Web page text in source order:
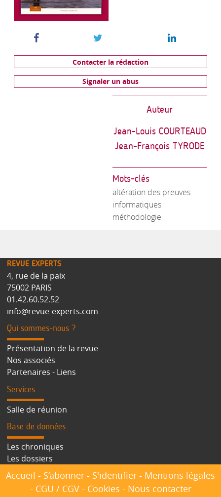
Contacter la rédaction
Signaler un abus
Auteur
Jean-Louis COURTEAUD
Jean-François TYRODE
Mots-clés
altération des preuves
informatiques
méthodologie
REVUE EXPERTS
4, rue de la paix
75002 PARIS
01.42.60.52.52
info@revue-experts.com
Qui sommes-nous ?
Présentation de la revue
Nos associés
Partenaires - Liens
Services
Salle de réunion
Base de données
Les chroniques
Les dossiers
Accueil - S’abonner - S'identifier - Mentions légales
- CGU / CGV- Cookies - Nous contacter